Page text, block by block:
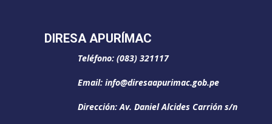
DIRESA APURÍMAC
Teléfono: (083) 321117
Email: info@diresaapurimac.gob.pe
Dirección: Av. Daniel Alcides Carrión s/n